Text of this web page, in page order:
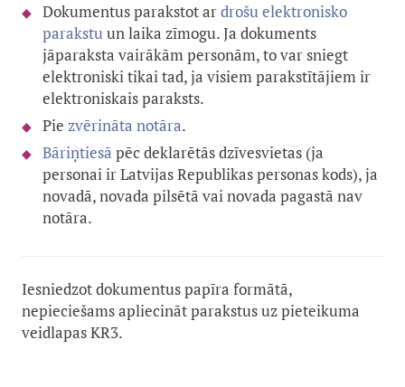
Dokumentus parakstot ardrošu elektronisko
parakstu un laika zīmogu. Ja dokuments
jāparaksta vairākām personām, to var sniegt
elektroniski tikai tad, ja visiem parakstītājiem ir
elektroniskais paraksts.
Pie zvērināta notāra.
Bāriņtiesā pēc deklarētās dzīvesvietas (ja
personai ir Latvijas Republikas personas kods), ja
novadā, novada pilsētā vai novada pagastā nav
notāra.
Iesniedzot dokumentus papīra formātā,
nepieciešams apliecināt parakstus uz pieteikuma
veidlapas KR3.